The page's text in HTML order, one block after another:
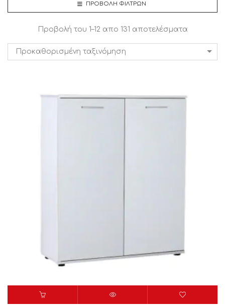
ΠΡΟΒΟΛΉ ΦΊΛΤΡΩΝ
Προβολή του 1–12 απο 131 αποτελέσματα
Προκαθορισμένη ταξινόμηση